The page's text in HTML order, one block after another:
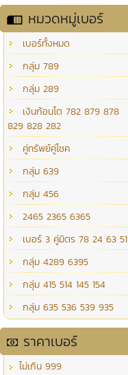
หมวดหมู่เบอร์
เบอร์ทั้งหมด
กลุ่ม 789
กลุ่ม 289
เงินก้อนโต 782 879 878
829 828 282
คู่ทรัพย์คู่โชค
กลุ่ม 639
กลุ่ม 456
2465 2365 6365
เบอร์ 3 คู่มิตร 78 24 63 51
กลุ่ม 4289 6395
กลุ่ม 415 514 145 154
กลุ่ม 635 536 539 935
ราคาเบอร์
ไม่เกิน 999